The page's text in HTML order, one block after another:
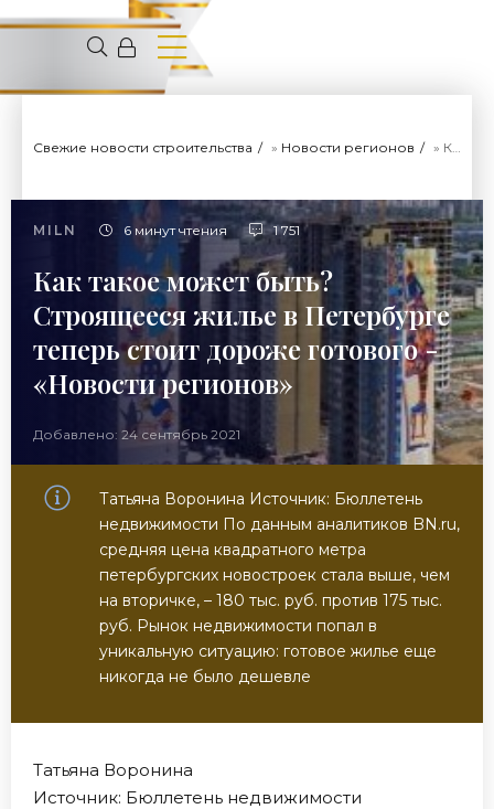
Свежие новости строительства » Новости регионов » Как такое может быть? Строящееся жилье в Петербурге теперь стоит дороже готового - «Новости регионов»
MILN 6 минут чтения 1 751
Как такое может быть?
Строящееся жилье в Петербурге
теперь стоит дороже готового -
«Новости регионов»
Добавлено: 24 сентябрь 2021
Татьяна Воронина Источник: Бюллетень
недвижимости По данным аналитиков BN.ru,
средняя цена квадратного метра
петербургских новостроек стала выше, чем
на вторичке, – 180 тыс. руб. против 175 тыс.
руб. Рынок недвижимости попал в
уникальную ситуацию: готовое жилье еще
никогда не было дешевле
Татьяна Воронина
Источник: Бюллетень недвижимости